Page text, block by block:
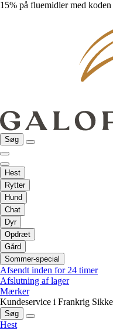
15% på fluemidler med koden
Søg
Hest
Rytter
Hund
Chat
Dyr
Opdræt
Gård
Sommer-special
Afsendt inden for 24 timer
Afslutning af lager
Mærker
Kundeservice i Frankrig
Søg
Hest